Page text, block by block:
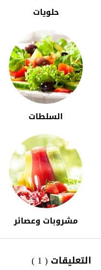
حلويات
السلطات
مشروبات وعصائر
التعليقات ( 1 )